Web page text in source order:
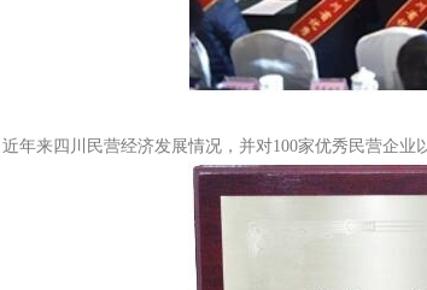
年来四川民营经济发展情况，并对100家优秀民营企